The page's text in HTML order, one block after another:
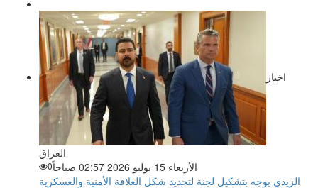
اخبار
العراق
الأربعاء 15 يوليو 2026 02:57 صباحاً
0
الزيدي يوجه بتشكيل لجنة لتحديد شكل العلاقة الأمنية والعسكرية